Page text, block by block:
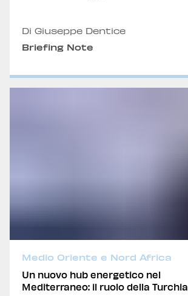
Di Giuseppe Dentice
Briefing Note
Medio Oriente e Nord Africa
Un nuovo hub energetico nel
Mediterraneo: il ruolo della Turchia